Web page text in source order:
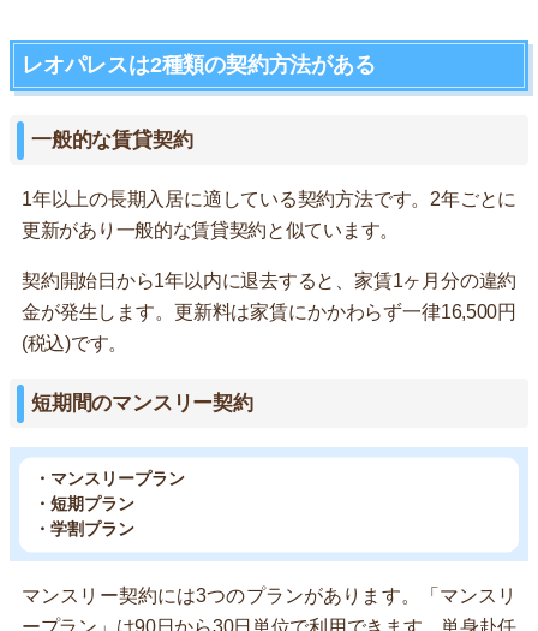
レオパレスは2種類の契約方法がある
一般的な賃貸契約
1年以上の長期入居に適している契約方法です。2年ごとに
更新があり一般的な賃貸契約と似ています。
契約開始日から1年以内に退去すると、家賃1ヶ月分の違約
金が発生します。更新料は家賃にかかわらず一律16,500円
(税込)です。
短期間のマンスリー契約
・マンスリープラン
・短期プラン
・学割プラン
マンスリー契約には3つのプランがあります。「マンスリ